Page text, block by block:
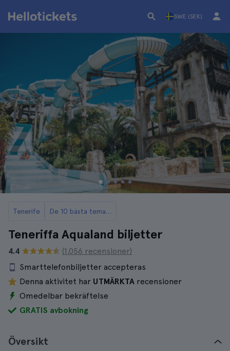
SWE (SEK)
Tenerife De 10 bästa temaparkerna och attraktionerna i Teneriffa
Teneriffa Aqualand biljetter
4.4
(1.056 recensioner)
Smarttelefonbiljetter accepteras
Denna aktivitet har UTMÄRKTA recensioner
Omedelbar bekräftelse
GRATIS avbokning
Översikt